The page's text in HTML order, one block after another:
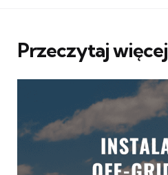
Przeczytaj więcej